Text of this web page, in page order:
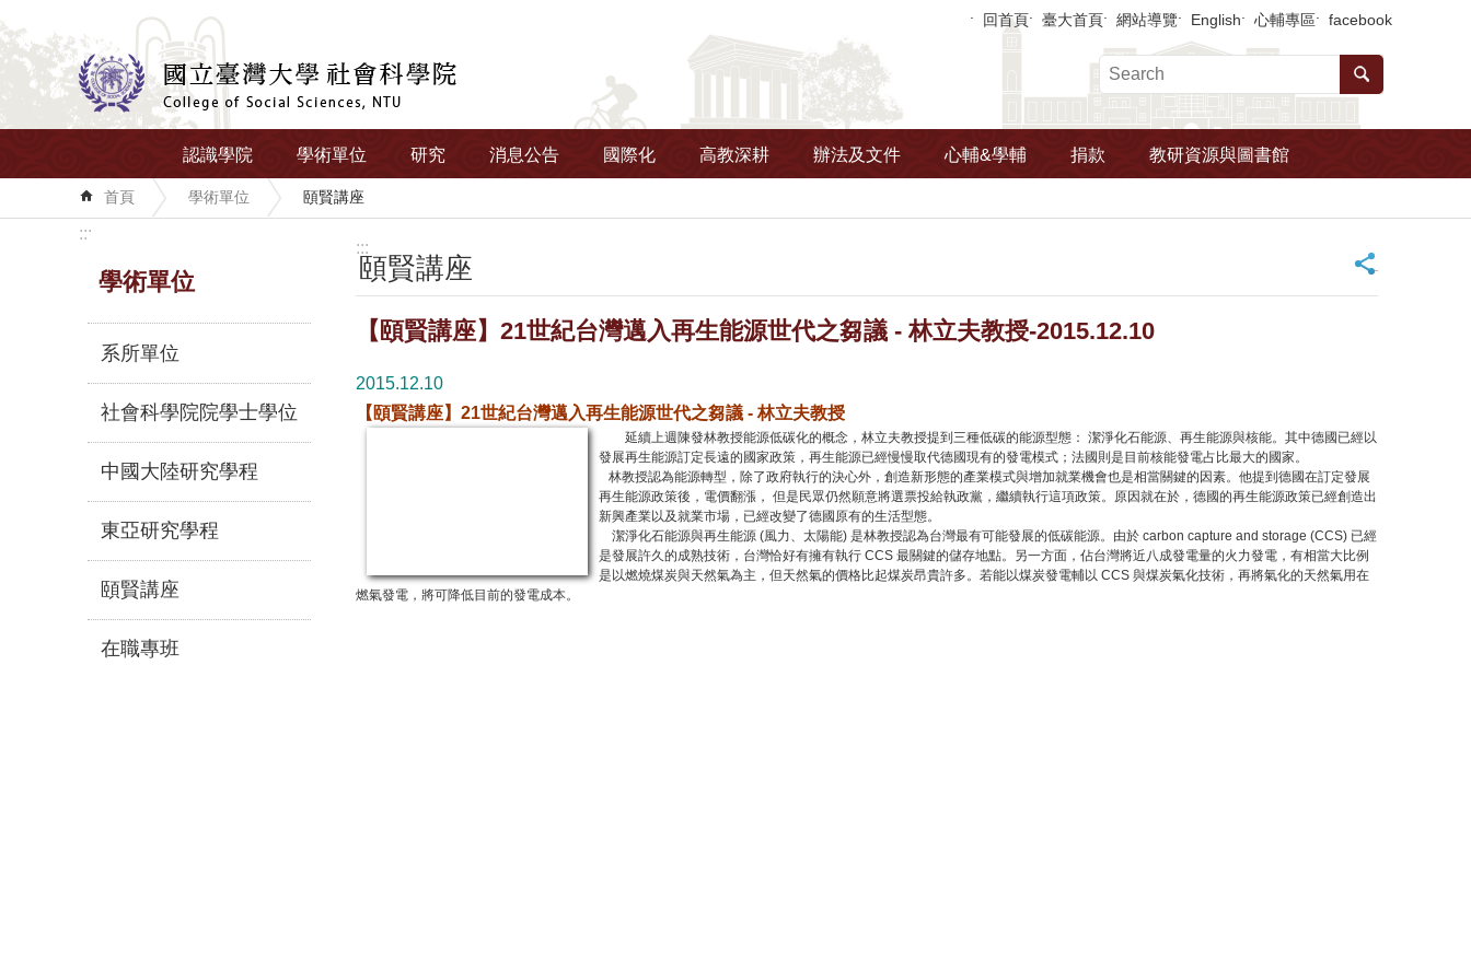
跳到主要內容區塊 回首頁 臺大首頁 網站導覽 English 心輔專區 facebook
認識學院 學術單位 研究 消息公告 國際化 高教深耕 辦法及文件 心輔&學輔 捐款 教研資源與圖書館
首頁 學術單位 頤賢講座
:::
學術單位
系所單位
社會科學院院學士學位
中國大陸研究學程
東亞研究學程
頤賢講座
在職專班
:::
頤賢講座 _
【頤賢講座】21世紀台灣邁入再生能源世代之芻議 - 林立夫教授-2015.12.10
2015.12.10
【頤賢講座】21世紀台灣邁入再生能源世代之芻議 - 林立夫教授
延續上週陳發林教授能源低碳化的概念，林立夫教授提到三種低碳的能源型態： 潔淨化石能源、再生能源與核能。其中德國已經以
發展再生能源訂定長遠的國家政策，再生能源已經慢慢取代德國現有的發電模式；法國則是目前核能發電占比最大的國家。
林教授認為能源轉型，除了政府執行的決心外，創造新形態的產業模式與增加就業機會也是相當關鍵的因素。他提到德國在訂定發展
再生能源政策後，電價翻漲， 但是民眾仍然願意將選票投給執政黨，繼續執行這項政策。原因就在於，德國的再生能源政策已經創造出
新興產業以及就業市場，已經改變了德國原有的生活型態。
潔淨化石能源與再生能源 (風力、太陽能) 是林教授認為台灣最有可能發展的低碳能源。由於 carbon capture and storage (CCS) 已經
是發展許久的成熟技術，台灣恰好有擁有執行 CCS 最關鍵的儲存地點。另一方面，佔台灣將近八成發電量的火力發電，有相當大比例
是以燃燒煤炭與天然氣為主，但天然氣的價格比起煤炭昂貴許多。若能以煤炭發電輔以 CCS 與煤炭氣化技術，再將氣化的天然氣用在
燃氣發電，將可降低目前的發電成本。